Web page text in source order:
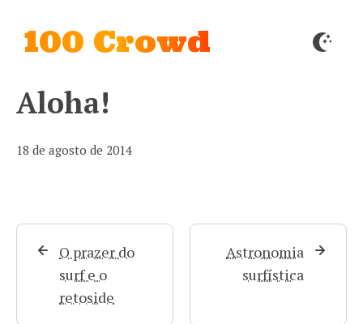
100 Crowd
Aloha!
18 de agosto de 2014
O prazer do
surf e o
retoside
Astronomia
surfística